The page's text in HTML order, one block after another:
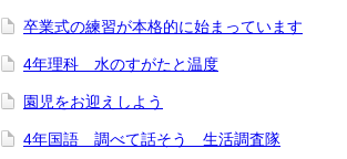
卒業式の練習が本格的に始まっています
4年理科 水のすがたと温度
園児をお迎えしよう
4年国語 調べて話そう 生活調査隊